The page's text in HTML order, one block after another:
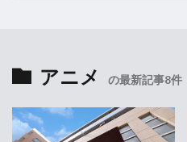
アニメ の最新記事8件